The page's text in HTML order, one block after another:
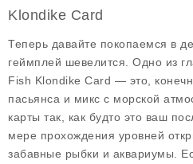
Klondike Card
Теперь давайте покопаемся в
геймплей шевелится. Одно из
Fish Klondike Card — это,
пасьянса и микс с морской
карты так, как будто это ваш
мере прохождения уровней
забавные рыбки и аквариумы.